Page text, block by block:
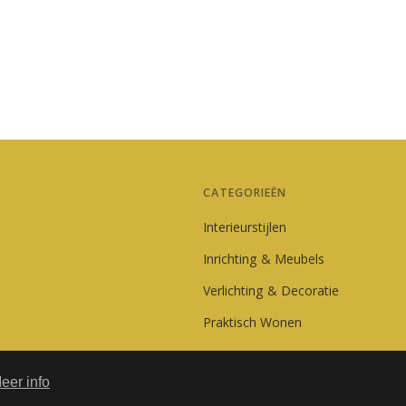
info
CATEGORIEËN
Interieurstijlen
Inrichting & Meubels
Verlichting & Decoratie
Praktisch Wonen